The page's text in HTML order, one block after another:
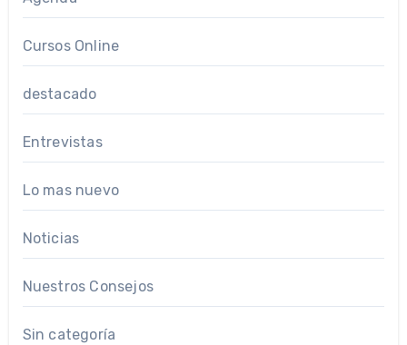
Cursos Online
destacado
Entrevistas
Lo mas nuevo
Noticias
Nuestros Consejos
Sin categoría